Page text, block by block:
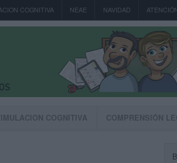
COGNITIVA NEAE NAVIDAD
COGNITIVA COMPRENSIÓN